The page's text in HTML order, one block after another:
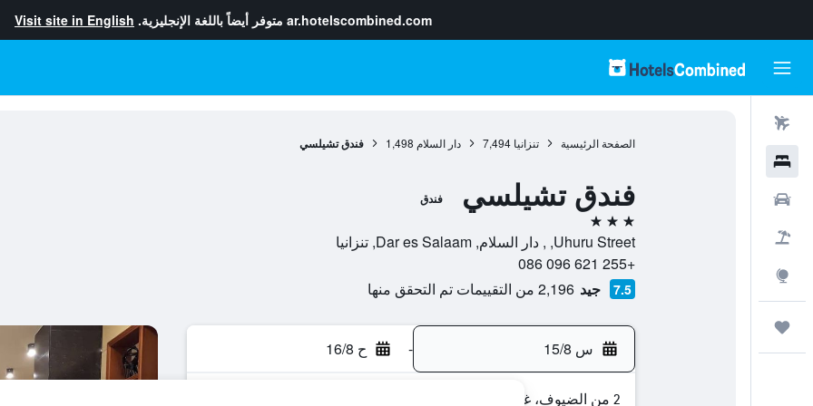
ar.hotelscombined.com متوفر أيضاً باللغة الإنجليزية. Visit site in English
الصفحة الرئيسية تنزانيا 7,494 دار السلام 1,498 فندق تشيلسي
فندق تشيلسي فندق
3 نجوم
Uhuru Street, , دار السلام, Dar es Salaam, تنزانيا
+255 621 096 086
7.5 جيد 2,196 من التقييمات تم التحقق منها
س 15/8 - ح 16/8
2 من الضيوف، غرفة واحدة